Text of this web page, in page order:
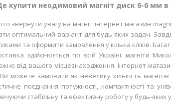
купити неодимовий магніт диск 6-6 мм в
звернути увагу на магніт інтернет магазин
оптимальний варіант для будь-яких задач.
та оформити замовлення у кілька кліків.
здійснюється по всій Україні: магніти
від вашого місцезнаходження. Інтернет-
можете замовити як невелику кількість
поєднання потужності, компактності та
стабільну та ефективну роботу у будь-яких